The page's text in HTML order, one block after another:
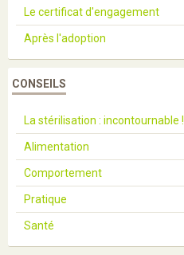
Le certificat d'engagement
Après l'adoption
CONSEILS
La stérilisation : incontournable !
Alimentation
Comportement
Pratique
Santé